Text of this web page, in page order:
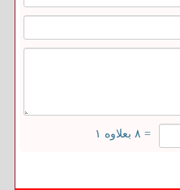
= ۸ بعلاوه ۱